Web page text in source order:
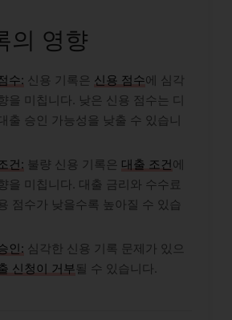
의 영향
수: 신용 기록은 신용 점수에 심각
을 미칩니다. 낮은 신용 점수는 디
출 승인 가능성을 낮출 수 있습니
건: 불량 신용 기록은 대출 조건에
을 미칩니다. 대출 금리와 수수료
점수가 낮을수록 높아질 수 있습
인: 심각한 신용 기록 문제가 있으
신청이 거부될 수 있습니다.